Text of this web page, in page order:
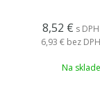
8,52 € s
6,93 € bez
Na sklade